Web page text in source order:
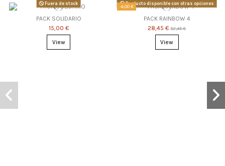
Fuera de stock
PACK SOLIDARIO
15,00 €
View
-4,00 €
Producto disponible con otras opciones
PACK RAINBOW 4
28,45 €32,45 €
View